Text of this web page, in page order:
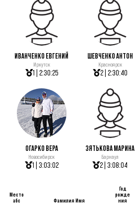
ИВАНЧЕНКО ЕВГЕНИЙ
Иркутск
1 | 2:30:25
ШЕВЧЕНКО АНТОН
Красноярск
2 | 2:30:40
ОГАРКО ВЕРА
Новосибирск
1 | 3:03:02
ЗЯТЬКОВА МАРИНА
Барнаул
2 | 3:08:04
Место
абс
Фамилия Имя
Год
рожде
ния